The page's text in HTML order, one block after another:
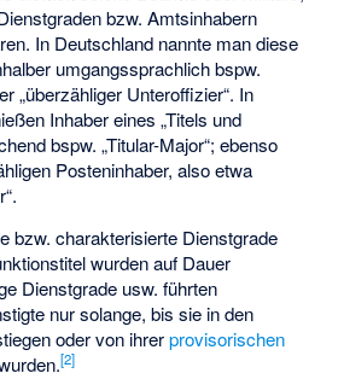
bzw. Amtsinhabern
In Deutschland nannte man diese
umgangssprachlich bspw.
„überzähliger Unteroffizier“. In
Inhaber eines „Titels und
bspw. „Titular-Major“; ebenso
Posteninhaber, also etwa
bzw. charakterisierte Dienstgrade
wurden auf Dauer
Dienstgrade usw. führten
nur solange, bis sie in den
oder von ihrerprovisorischen
[2]